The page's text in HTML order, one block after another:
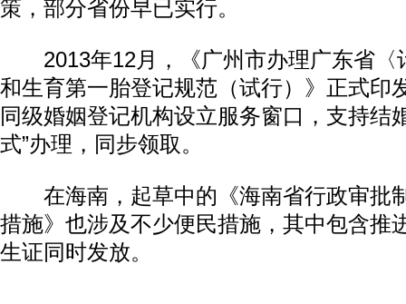
策，部分省份早已实行。
2013年12月，《广州市办理广东省〈
和生育第一胎登记规范（试行）》正式印
同级婚姻登记机构设立服务窗口，支持结
式”办理，同步领取。
在海南，起草中的《海南省行政审批
措施》也涉及不少便民措施，其中包含推
生证同时发放。